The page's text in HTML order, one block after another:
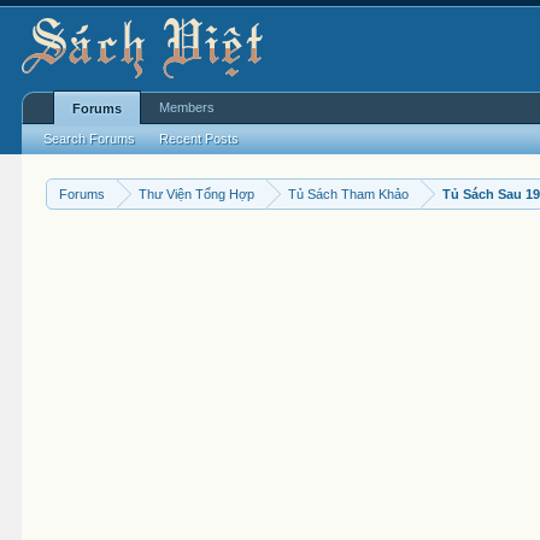
Forums Thư Viện Tổng Hợp Tủ Sách Tham Khảo Tủ Sách Sau
Forums
Search Forums Recent Posts
Members